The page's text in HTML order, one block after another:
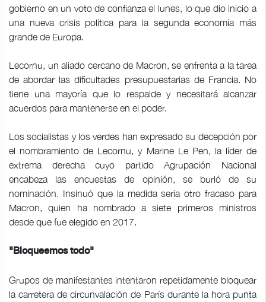
gobierno en un voto de confianza el lunes, lo que dio inicio a
una nueva crisis política para la segunda economía más
grande de Europa.
Lecornu, un aliado cercano de Macron, se enfrenta a la tarea
de abordar las dificultades presupuestarias de Francia. No
tiene una mayoría que lo respalde y necesitará alcanzar
acuerdos para mantenerse en el poder.
Los socialistas y los verdes han expresado su decepción por
el nombramiento de Lecornu, y Marine Le Pen, la líder de
extrema derecha cuyo partido Agrupación Nacional
encabeza las encuestas de opinión, se burló de su
nominación. Insinuó que la medida sería otro fracaso para
Macron, quien ha nombrado a siete primeros ministros
desde que fue elegido en 2017.
"Bloqueemos todo"
Grupos de manifestantes intentaron repetidamente bloquear
la carretera de circunvalación de París durante la hora punta